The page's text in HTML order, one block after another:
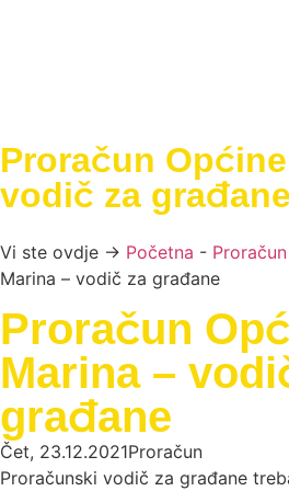
Proračun
vodič za građane
Vi ste ovdje → Početna - Proračun
Marina – vodič za građane
Proračun
Marina –
građane
Čet, 23.12.2021Proračun
Proračunski vodič za građane